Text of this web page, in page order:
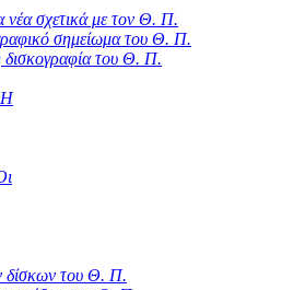
νέα σχετικά με τον Θ. Π.
σημείωμα του Θ. Π.
του Θ. Π.
Η
δίσκων του Θ. Π.